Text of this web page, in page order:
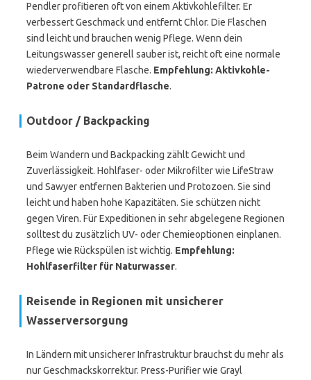
Pendler profitieren oft von einem Aktivkohlefilter. Er
verbessert Geschmack und entfernt Chlor. Die Flaschen
sind leicht und brauchen wenig Pflege. Wenn dein
Leitungswasser generell sauber ist, reicht oft eine normale
wiederverwendbare Flasche. Empfehlung: Aktivkohle-
Patrone oder Standardflasche.
Outdoor / Backpacking
Beim Wandern und Backpacking zählt Gewicht und
Zuverlässigkeit. Hohlfaser- oder Mikrofilter wie LifeStraw
und Sawyer entfernen Bakterien und Protozoen. Sie sind
leicht und haben hohe Kapazitäten. Sie schützen nicht
gegen Viren. Für Expeditionen in sehr abgelegene Regionen
solltest du zusätzlich UV- oder Chemieoptionen einplanen.
Pflege wie Rückspülen ist wichtig. Empfehlung:
Hohlfaserfilter für Naturwasser.
Reisende in Regionen mit unsicherer
Wasserversorgung
In Ländern mit unsicherer Infrastruktur brauchst du mehr als
nur Geschmackskorrektur. Press-Purifier wie Grayl